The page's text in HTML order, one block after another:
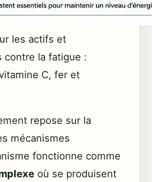
les actifs et
contre la fatigue :
C, fer et
repose sur la
mécanismes
fonctionne comme
où se produisent